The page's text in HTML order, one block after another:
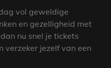
vol geweldige
en gezelligheid met
nu snel je tickets
verzeker jezelf van een